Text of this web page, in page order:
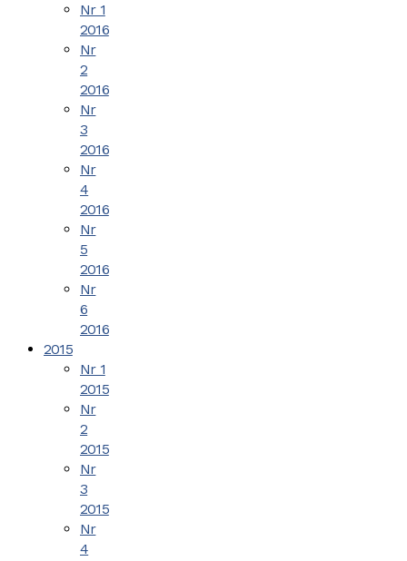
Nr 1
2016
Nr
2
2016
Nr
3
2016
Nr
4
2016
Nr
5
2016
Nr
6
2016
2015
Nr 1
2015
Nr
2
2015
Nr
3
2015
Nr
4